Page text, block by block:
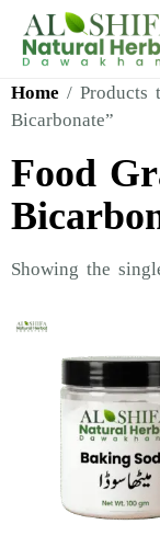
Home / Products
Bicarbonate”
Food
Showing the